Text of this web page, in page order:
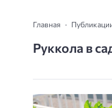
Главная
Руккола в